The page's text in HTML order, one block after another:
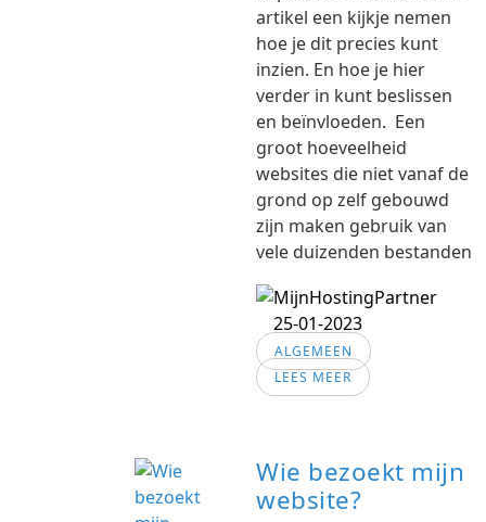
artikel een kijkje nemen
hoe je dit precies kunt
inzien. En hoe je hier
verder in kunt beslissen
en beïnvloeden. Een
groot hoeveelheid
websites die niet vanaf de
grond op zelf gebouwd
zijn maken gebruik van
vele duizenden bestanden
25-01-2023
ALGEMEEN
LEES MEER
Wie bezoekt mijn
website?